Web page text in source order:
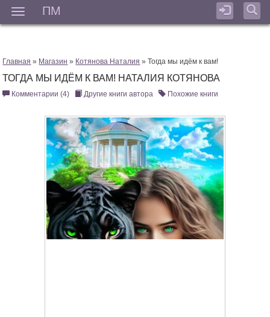
ПМ
Главная » Магазин » Котянова Наталия » Тогда мы идём к вам!
ТОГДА МЫ ИДЁМ К ВАМ! НАТАЛИЯ КОТЯНОВА
Комментарии (4) Другие книги автора Похожие книги